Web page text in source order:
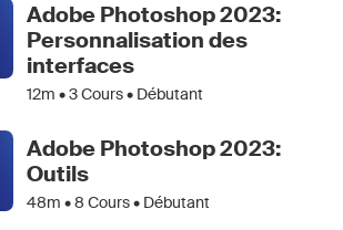
Adobe Photoshop 2023:
Personnalisation des
interfaces
12m •3Cours • Débutant
Adobe Photoshop 2023:
Outils
48m •8 Cours • Débutant